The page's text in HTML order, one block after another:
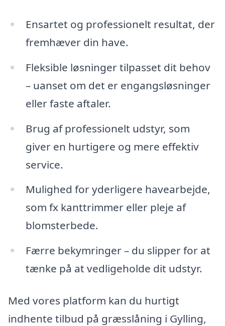
Ensartet og professionelt resultat, der
fremhæver din have.
Fleksible løsninger tilpasset dit behov
– uanset om det er engangsløsninger
eller faste aftaler.
Brug af professionelt udstyr, som
giver en hurtigere og mere effektiv
service.
Mulighed for yderligere havearbejde,
som fx kanttrimmer eller pleje af
blomsterbede.
Færre bekymringer – du slipper for at
tænke på at vedligeholde dit udstyr.
Med vores platform kan du hurtigt
indhente tilbud på græsslåning i Gylling,